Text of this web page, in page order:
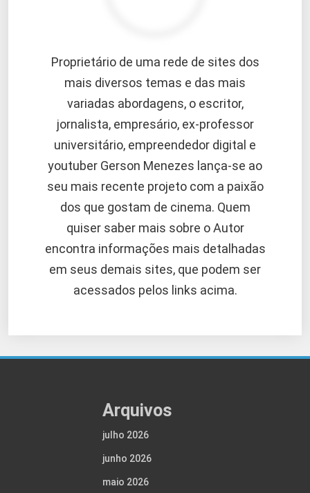
Proprietário de uma rede de sites dos
mais diversos temas e das mais
variadas abordagens, o escritor,
jornalista, empresário, ex-professor
universitário, empreendedor digital e
youtuber Gerson Menezes lança-se ao
seu mais recente projeto com a paixão
dos que gostam de cinema. Quem
quiser saber mais sobre o Autor
encontra informações mais detalhadas
em seus demais sites, que podem ser
acessados pelos links acima.
Arquivos
julho 2026
junho 2026
maio 2026